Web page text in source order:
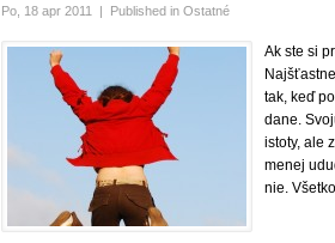
Po, 18 apr 2011 | Published in Ostatné
Ak ste si
tak, keď
dane.
istoty, ale
menej
nie.